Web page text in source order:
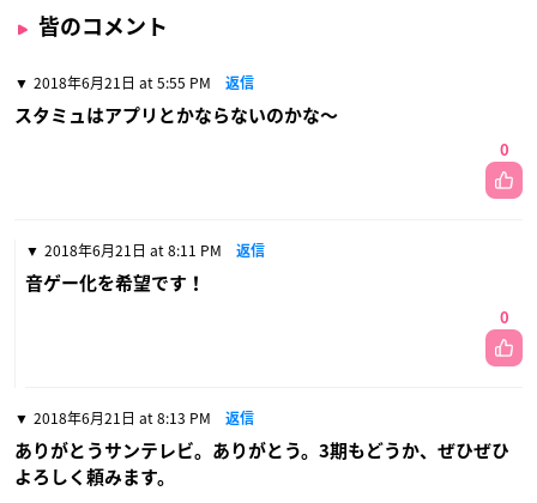
皆のコメント
2018年6月21日 at 5:55 PM 返信
スタミュはアプリとかならないのかな〜
0
2018年6月21日 at 8:11 PM 返信
音ゲー化を希望です！
0
2018年6月21日 at 8:13 PM 返信
ありがとうサンテレビ。ありがとう。3期もどうか、ぜひぜひ
よろしく頼みます。